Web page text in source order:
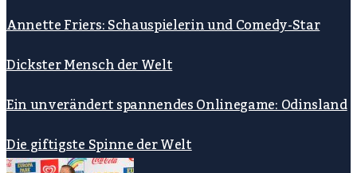
Annette Friers: Schauspielerin und Comedy-Star
Dickster Mensch der Welt
Ein unverändert spannendes Onlinegame: Odinsland
Die giftigste Spinne der Welt